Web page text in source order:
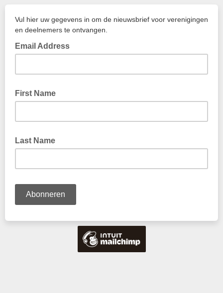
Vul hier uw gegevens in om de nieuwsbrief voor verenigingen
en deelnemers te ontvangen.
Email Address
First Name
Last Name